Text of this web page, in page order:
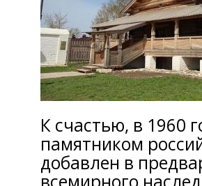
К счастью, в 1960
памятником
добавлен в